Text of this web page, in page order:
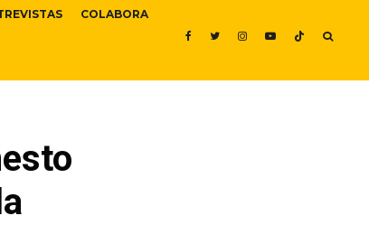
COLABORA